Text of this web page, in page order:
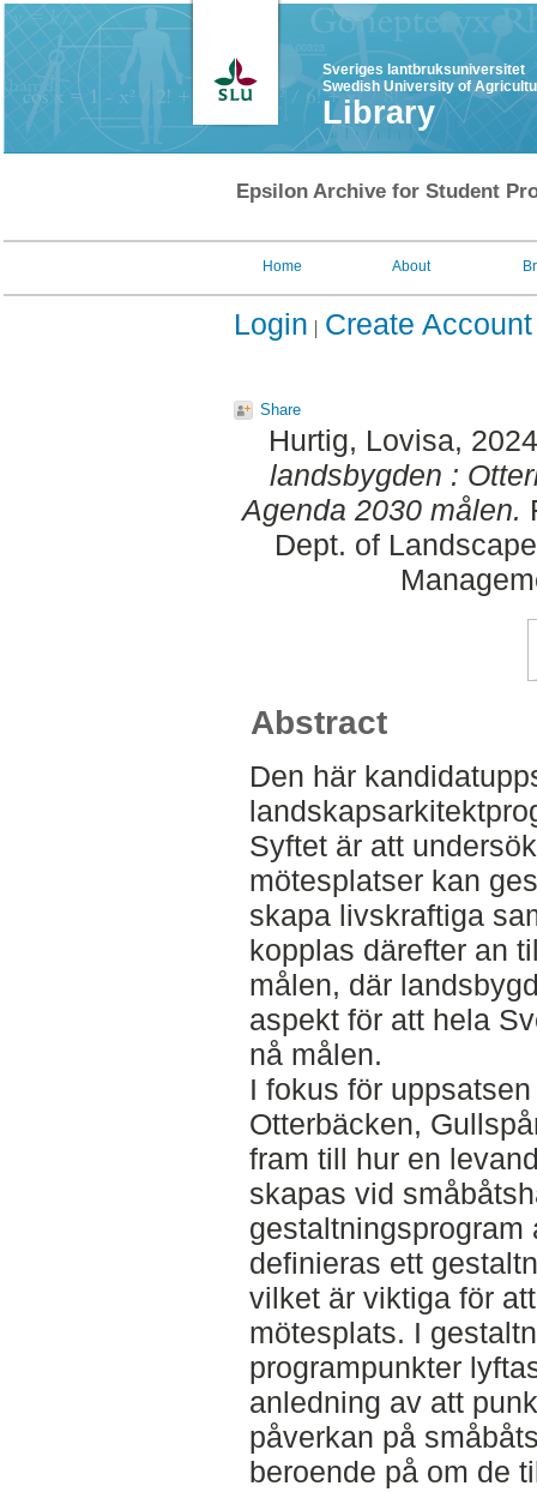
Sveriges lantbruksuniversitet
Swedish University of
Library
Epsilon Archive for Student
Home About
Login Create Account
Share
Hurtig, Lovisa,
landsbygden :
Agenda 2030 målen.
Dept. of
Abstract
Den här
Syftet är att
mötesplatser kan
skapa livskraftiga
kopplas därefter an
målen, där
aspekt för att hela
nå målen.
I fokus för
Otterbäcken,
fram till hur en
skapas vid
gestaltningsprogram
definieras ett
vilket är viktiga för
mötesplats. I
programpunkter
anledning av att
påverkan på
beroende på om de